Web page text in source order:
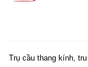
Trụ cầu thang kính,